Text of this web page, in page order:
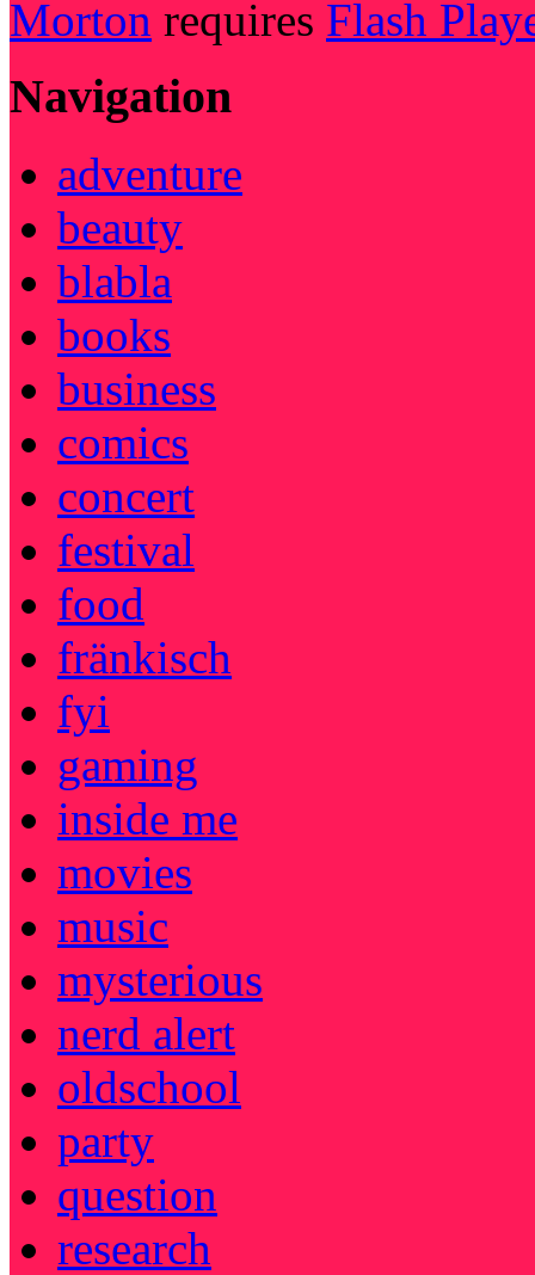
Morton requires Flash
Navigation
adventure
beauty
blabla
books
business
comics
concert
festival
food
fränkisch
fyi
gaming
inside me
movies
music
mysterious
nerd alert
oldschool
party
question
research